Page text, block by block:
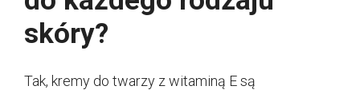
skóry?
Tak, kremy do twarzy z witaminą E są